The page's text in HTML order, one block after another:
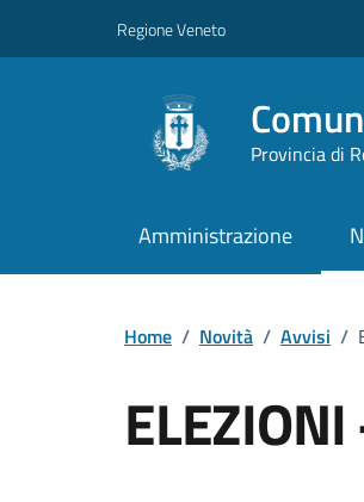
Regione Veneto
Provincia di
Amministrazione
Home / Novità / Avvisi /